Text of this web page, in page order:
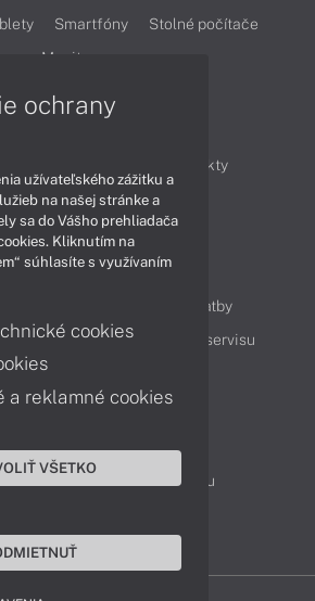
Smartfóny
Stolné počítače
Monitory
Produkty
Technológie
Videá
Obsah
Možnosti doručenia a platby
Servisné služby Cenník servisu
Kontakty
771
Obchodné oddelenie
Reklamácia tovaru
ochrany
užívateľského zážitku a
na našej stránke a
sa do Vášho prehliadača
Kliknutím na
súhlasíte s využívaním
cookies
a reklamné cookies
VŠETKO